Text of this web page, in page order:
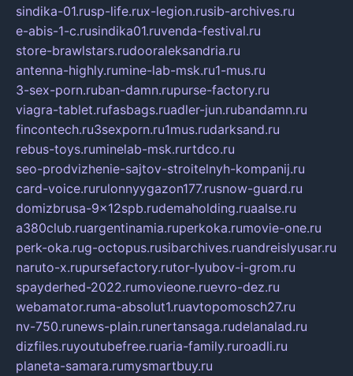
sindika-01.rusp-life.rux-legion.rusib-archives.ru
e-abis-1-c.rusindika01.ruvenda-festival.ru
store-brawlstars.rudooraleksandria.ru
antenna-highly.rumine-lab-msk.ru1-mus.ru
3-sex-porn.ruban-damn.rupurse-factory.ru
viagra-tablet.rufasbags.ruadler-jun.rubandamn.ru
fincontech.ru3sexporn.ru1mus.rudarksand.ru
rebus-toys.ruminelab-msk.rurtdco.ru
seo-prodvizhenie-sajtov-stroitelnyh-kompanij.ru
card-voice.rurulonnyygazon177.rusnow-guard.ru
domizbrusa-9x12spb.rudemaholding.ruaalse.ru
a380club.ruargentinamia.ruperkoka.rumovie-one.ru
perk-oka.rug-octopus.rusibarchives.ruandreislyusar.ru
naruto-x.rupursefactory.rutor-lyubov-i-grom.ru
spayderhed-2022.rumovieone.ruevro-dez.ru
webamator.ruma-absolut1.ruavtopomosch27.ru
nv-750.runews-plain.runertansaga.rudelanalad.ru
dizfiles.ruyoutubefree.ruaria-family.ruroadli.ru
planeta-samara.rumysmartbuy.ru